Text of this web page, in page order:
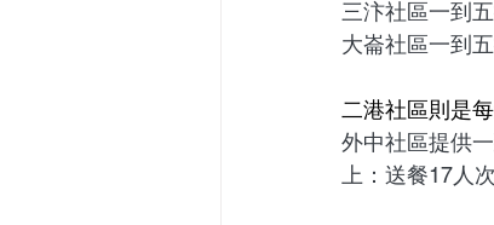
三汴社區一到
大崙社區一到
二港社區則是
外中社區提供
上：送餐17人次